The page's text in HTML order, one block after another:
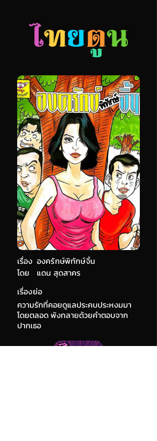
เรื่อง องครักษ์พิทักษ์จิ้น
แดน สุดสาคร
โดย
เรื่องย่อ
ความรักที่คอยดูแลประคบประหงมมา
โดยตลอด พังทลายด้วยคำตอบจาก
ปากเธอ